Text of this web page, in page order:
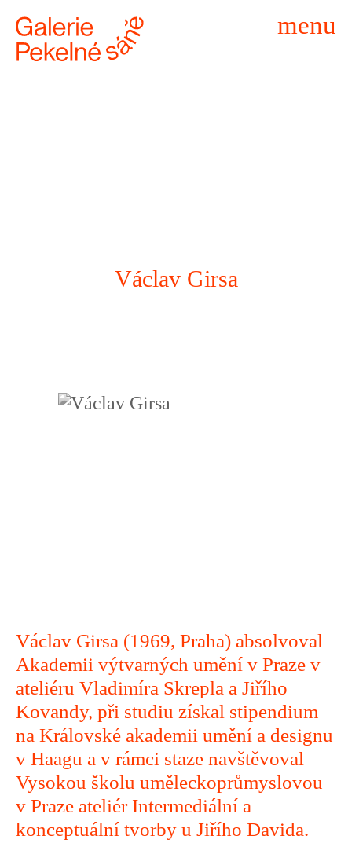
menu
Václav Girsa
Václav Girsa (1969, Praha) absolvoval
Akademii výtvarných umění v Praze v
ateliéru Vladimíra Skrepla a Jiřího
Kovandy, při studiu získal stipendium
na Královské akademii umění a designu
v Haagu a v rámci staze navštěvoval
Vysokou školu uměleckoprůmyslovou
v Praze ateliér Intermediální a
konceptuální tvorby u Jiřího Davida.